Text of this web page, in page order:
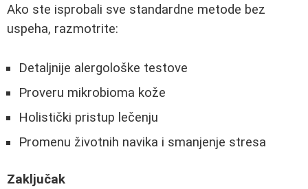
Ako ste isprobali sve standardne metode bez
uspeha, razmotrite:
Detaljnije alergološke testove
Proveru mikrobioma kože
Holistički pristup lečenju
Promenu životnih navika i smanjenje stresa
Zaključak